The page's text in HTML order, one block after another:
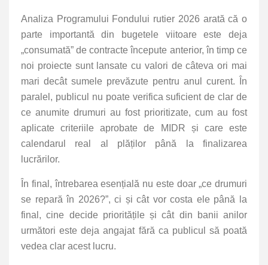
Analiza Programului Fondului rutier 2026 arată că o
parte importantă din bugetele viitoare este deja
„consumată” de contracte începute anterior, în timp ce
noi proiecte sunt lansate cu valori de câteva ori mai
mari decât sumele prevăzute pentru anul curent. În
paralel, publicul nu poate verifica suficient de clar de
ce anumite drumuri au fost prioritizate, cum au fost
aplicate criteriile aprobate de MIDR și care este
calendarul real al plăților până la finalizarea
lucrărilor.
În final, întrebarea esențială nu este doar „ce drumuri
se repară în 2026?”, ci și cât vor costa ele până la
final, cine decide prioritățile și cât din banii anilor
următori este deja angajat fără ca publicul să poată
vedea clar acest lucru.